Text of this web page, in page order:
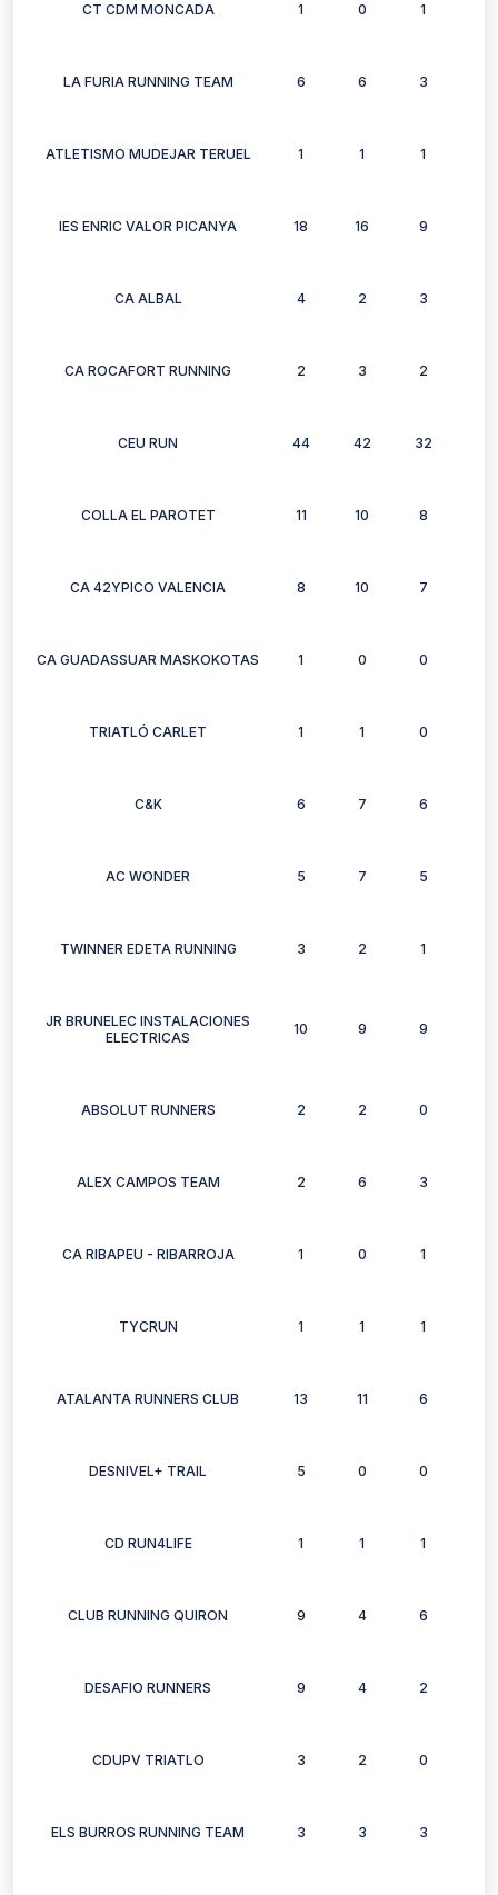
CT CDM MONCADA 1 0 1
LA FURIA RUNNING TEAM 6 6 3
ATLETISMO MUDEJAR TERUEL 1 1 1
IES ENRIC VALOR PICANYA 18 16 9
CA ALBAL 4 2 3
CA ROCAFORT RUNNING 2 3 2
CEU RUN 44 42 32
COLLA EL PAROTET 11 10 8
CA 42YPICO VALENCIA 8 10 7
CA GUADASSUAR MASKOKOTAS 1 0 0
TRIATLÓ CARLET 1 1 0
C&K 6 7 6
AC WONDER 5 7 5
TWINNER EDETA RUNNING 3 2 1
JR BRUNELEC INSTALACIONES
ELECTRICAS
10 9 9
ABSOLUT RUNNERS 2 2 0
ALEX CAMPOS TEAM 2 6 3
CA RIBAPEU - RIBARROJA 1 0 1
TYCRUN 1 1 1
ATALANTA RUNNERS CLUB 13 11 6
DESNIVEL+ TRAIL 5 0 0
CD RUN4LIFE 1 1 1
CLUB RUNNING QUIRON 9 4 6
DESAFIO RUNNERS 9 4 2
CDUPV TRIATLO 3 2 0
ELS BURROS RUNNING TEAM 3 3 3